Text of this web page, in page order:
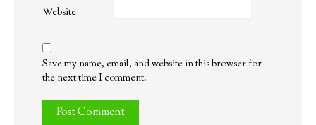
Website
Save my name, email, and website in this browser for
the next time I comment.